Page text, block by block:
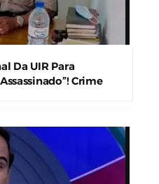
Da UIR Para
Crime